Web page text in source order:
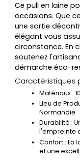
Ce pull en laine
occasions. Que
une sortie
élégant vous
circonstance. En
soutenez
démarche éco-
Caractéristiques
Matériaux :
Lieu de
Normandie
Durabilité :
l'empreinte
Confort : La
et une